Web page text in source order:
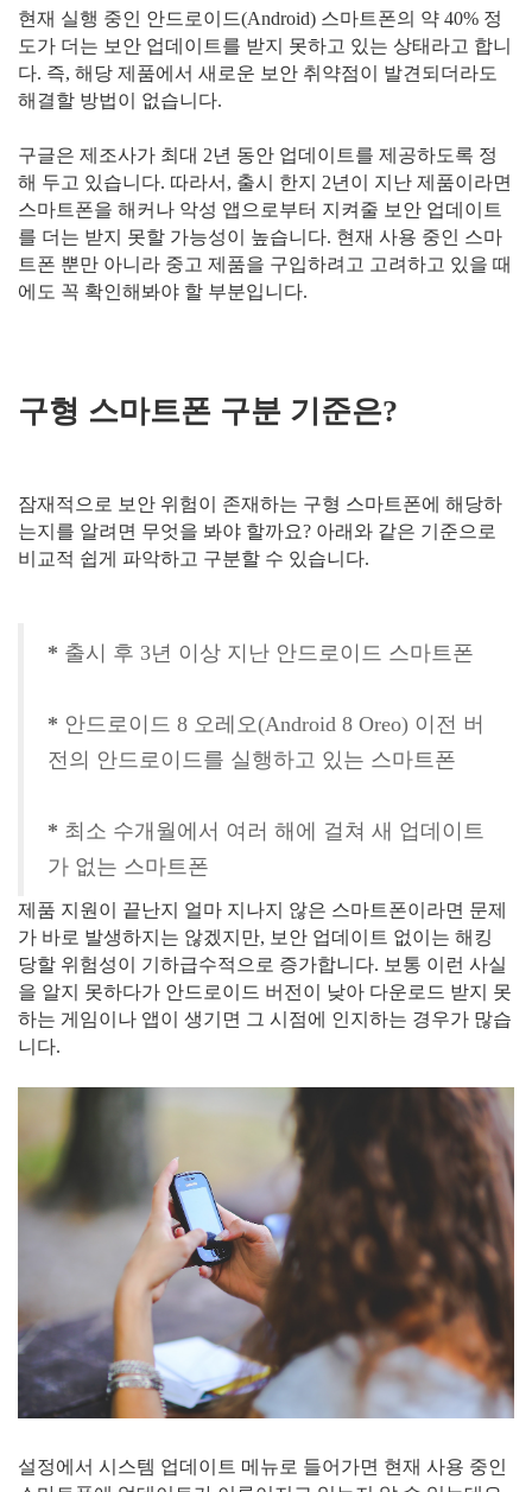
현재 실행 중인 안드로이드(Android) 스마트폰의 약 40% 정
도가 더는 보안 업데이트를 받지 못하고 있는 상태라고 합니
다. 즉, 해당 제품에서 새로운 보안 취약점이 발견되더라도
해결할 방법이 없습니다.
구글은 제조사가 최대 2년 동안 업데이트를 제공하도록 정
해 두고 있습니다. 따라서, 출시 한지 2년이 지난 제품이라면
스마트폰을 해커나 악성 앱으로부터 지켜줄 보안 업데이트
를 더는 받지 못할 가능성이 높습니다. 현재 사용 중인 스마
트폰 뿐만 아니라 중고 제품을 구입하려고 고려하고 있을 때
에도 꼭 확인해봐야 할 부분입니다.
구형 스마트폰 구분 기준은?
잠재적으로 보안 위험이 존재하는 구형 스마트폰에 해당하
는지를 알려면 무엇을 봐야 할까요? 아래와 같은 기준으로
비교적 쉽게 파악하고 구분할 수 있습니다.
* 출시 후 3년 이상 지난 안드로이드 스마트폰
* 안드로이드 8 오레오(Android 8 Oreo) 이전 버
전의 안드로이드를 실행하고 있는 스마트폰
* 최소 수개월에서 여러 해에 걸쳐 새 업데이트
가 없는 스마트폰
제품 지원이 끝난지 얼마 지나지 않은 스마트폰이라면 문제
가 바로 발생하지는 않겠지만, 보안 업데이트 없이는 해킹
당할 위험성이 기하급수적으로 증가합니다. 보통 이런 사실
을 알지 못하다가 안드로이드 버전이 낮아 다운로드 받지 못
하는 게임이나 앱이 생기면 그 시점에 인지하는 경우가 많습
니다.
설정에서 시스템 업데이트 메뉴로 들어가면 현재 사용 중인